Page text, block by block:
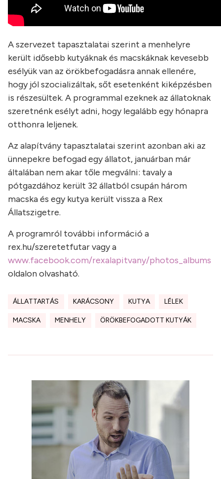
A szervezet tapasztalatai szerint a menhelyre
került idősebb kutyáknak és macskáknak kevesebb
esélyük van az örökbefogadásra annak ellenére,
hogy jól szocializáltak, sőt esetenként kiképzésben
is részesültek. A programmal ezeknek az állatoknak
szeretnénk esélyt adni, hogy legalább egy hónapra
otthonra leljenek.
Az alapítvány tapasztalatai szerint azonban aki az
ünnepekre befogad egy állatot, januárban már
általában nem akar tőle megválni: tavaly a
pótgazdához került 32 állatból csupán három
macska és egy kutya került vissza a Rex
Állatszigetre.
A programról további információ a
rex.hu/szeretetfutar vagy a
www.facebook.com/rexalapitvany/photos_albums
oldalon olvasható.
ÁLLATTARTÁS KARÁCSONY KUTYA LÉLEK
MACSKA MENHELY ÖRÖKBEFOGADOTT KUTYÁK